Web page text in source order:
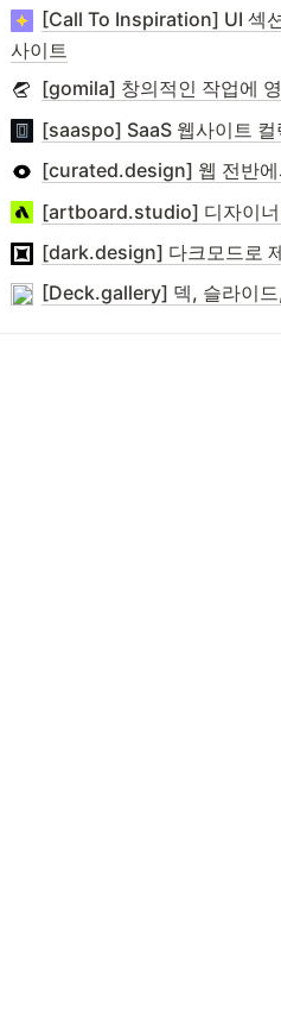
[Call To Inspiration] UI 섹
사이트
[gomila] 창의적인 작업에
[saaspo] SaaS 웹사이트 컬
[curated.design] 웹 전반에
[artboard.studio] 디자이너
[dark.design] 다크모드로
[Deck.gallery] 덱, 슬라이